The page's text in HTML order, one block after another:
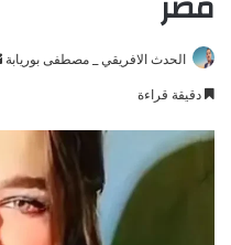
الحدث الافريقي _ مصطفى بوريابة
دقيقة قراءة